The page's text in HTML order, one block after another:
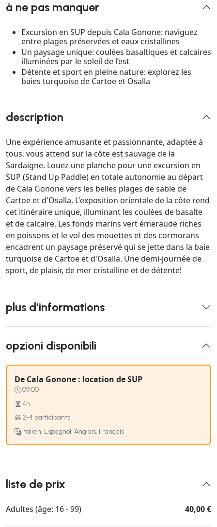
à ne pas manquer
Excursion en SUP depuis Cala Gonone: naviguez
entre plages préservées et eaux cristallines
Un paysage unique: coulées basaltiques et calcaires
illuminées par le soleil de l’est
Détente et sport en pleine nature: explorez les
baies turquoise de Cartoe et Osalla
description
Une expérience amusante et passionnante, adaptée à
tous, vous attend sur la côte est sauvage de la
Sardaigne. Louez une planche pour une excursion en
SUP (Stand Up Paddle) en totale autonomie au départ
de Cala Gonone vers les belles plages de sable de
Cartoe et d'Osalla. L'exposition orientale de la côte rend
cet itinéraire unique, illuminant les coulées de basalte
et de calcaire. Les fonds marins vert émeraude riches
en poissons et le vol des mouettes et des cormorans
encadrent un paysage préservé qui se jette dans la baie
turquoise de Cartoe et d'Osalla. Une demi-journée de
sport, de plaisir, de mer cristalline et de détente!
plus d’informations
opzioni disponibili
De Cala Gonone : location de SUP
09:00
4h
2-4 participants
Italien, Espagnol, Anglais, Français
liste de prix
Adultes (âge: 16 - 99) 40,00 €